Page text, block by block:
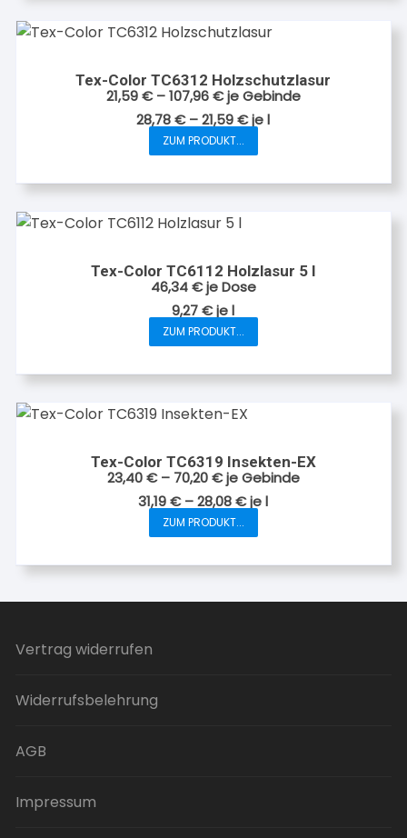
Tex-Color TC6312 Holzschutzlasur
21,59€–107,96€je Gebinde
28,78€–21,59€jel
ZUM PRODUKT...
Dieses
weist
mehrere
Die
Optionen
können
auf
gewählt
Tex-Color TC6112 Holzlasur 5 l
46,34€je Dose
9,27€jel
ZUM PRODUKT...
Dieses
weist
mehrere
Die
Optionen
können
auf
gewählt
Tex-Color TC6319 Insekten-EX
23,40€– 70,20€je Gebinde
31,19€–28,08€jel
ZUM PRODUKT...
Dieses
weist
mehrere
Vertrag widerrufen
Widerrufsbelehrung
AGB
Impressum